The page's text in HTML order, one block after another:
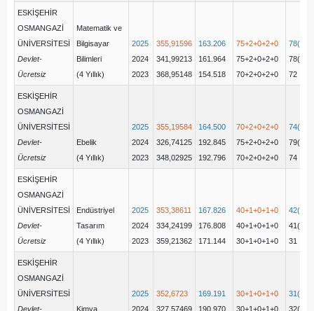
ESKİŞEHİR
OSMANGAZİ
ÜNİVERSİTESİ
Devlet-
Ücretsiz
Matematik ve
Bilgisayar
Bilimleri
(4 Yıllık)
2025
2024
2023
355,91596
341,99213
368,95148
163.206
161.964
154.518
75+2+0+2+0
75+2+0+2+0
70+2+0+2+0
72
ESKİŞEHİR
OSMANGAZİ
ÜNİVERSİTESİ
Devlet-
Ücretsiz
Ebelik
(4 Yıllık)
2025
2024
2023
355,19584
326,74125
348,02925
164.500
192.845
192.796
70+2+0+2+0
75+2+0+2+0
70+2+0+2+0
74
ESKİŞEHİR
OSMANGAZİ
ÜNİVERSİTESİ
Devlet-
Ücretsiz
Endüstriyel
Tasarım
(4 Yıllık)
2025
2024
2023
353,38611
334,24199
359,21362
167.826
176.808
171.144
40+1+0+1+0
40+1+0+1+0
30+1+0+1+0
31
ESKİŞEHİR
OSMANGAZİ
ÜNİVERSİTESİ
Devlet-
Kimya
2025
2024
352,6723
327,57469
169.191
190.970
30+1+0+1+0
30+1+0+1+0